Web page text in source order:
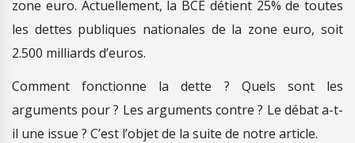
zone euro. Actuellement, la BCE détient 25% de toutes
les dettes publiques nationales de la zone euro, soit
2.500 milliards d’euros.
Comment fonctionne la dette ? Quels sont les
arguments pour ? Les arguments contre ? Le débat a-t-
il une issue ? C’est l’objet de la suite de notre article.